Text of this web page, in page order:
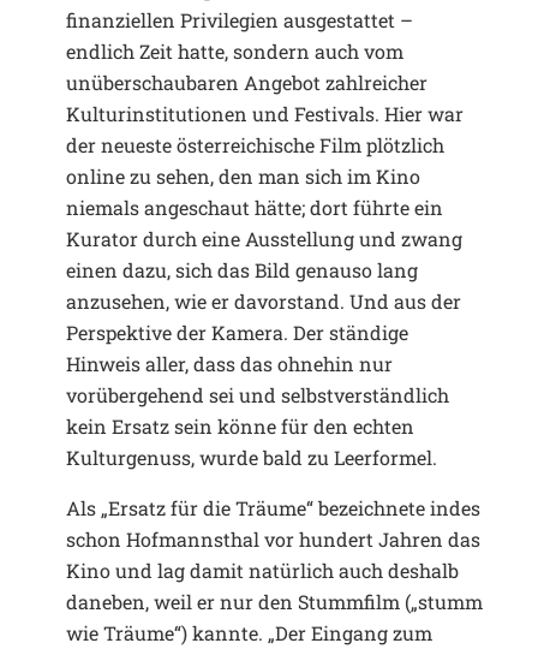
finanziellen Privilegien ausgestattet –
endlich Zeit hatte, sondern auch vom
unüberschaubaren Angebot zahlreicher
Kulturinstitutionen und Festivals. Hier war
der neueste österreichische Film plötzlich
online zu sehen, den man sich im Kino
niemals angeschaut hätte; dort führte ein
Kurator durch eine Ausstellung und zwang
einen dazu, sich das Bild genauso lang
anzusehen, wie er davorstand. Und aus der
Perspektive der Kamera. Der ständige
Hinweis aller, dass das ohnehin nur
vorübergehend sei und selbstverständlich
kein Ersatz sein könne für den echten
Kulturgenuss, wurde bald zu Leerformel.
Als „Ersatz für die Träume“ bezeichnete indes
schon Hofmannsthal vor hundert Jahren das
Kino und lag damit natürlich auch deshalb
daneben, weil er nur den Stummfilm („stumm
wie Träume“) kannte. „Der Eingang zum